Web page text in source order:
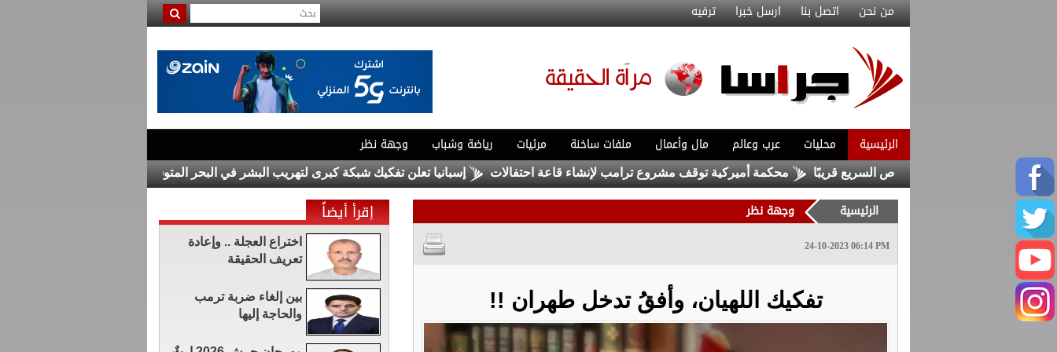
من نحن اتصل بنا ارسل خبرا ترفيه
الرئيسية محليات عرب وعالم مال وأعمال ملفات ساخنة مرئيات رياضة وشباب وجهة نظر
المحطة الرئيسية للباص السريع قريبًا محكمة أميركية توقف مشروع ترامب لإنشاء قاعة احتفالات إسبانيا تعلن تفكيك شبكة كبرى لتهريب البشر في البحر المتوسط الاقتصاد الأميركي يفقد 23 ألف وظيفة في يوليو خلافاً للتوقعات
الرئيسية وجهة نظر
24-10-2023 06:14 PM
تفكيك اللهيان، وأفقُ تدخل طهران !!
إقرأ أيضاً
اختراع العجلة .. وإعادة
تعريف الحقيقة
بين إلغاء ضربة ترمب
والحاجة إليها